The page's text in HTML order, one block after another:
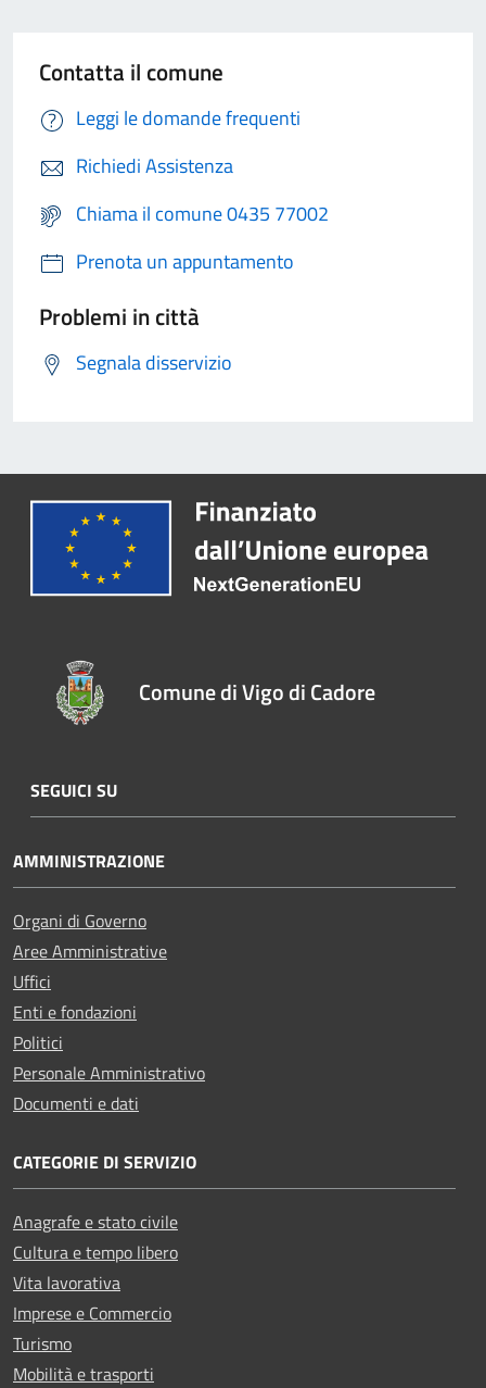
Contatta il comune
Leggi le domande frequenti
Richiedi Assistenza
Chiama il comune 0435 77002
Prenota un appuntamento
Problemi in città
Segnala disservizio
Comune di Vigo di Cadore
SEGUICI SU
AMMINISTRAZIONE
Organi di Governo
Aree Amministrative
Uffici
Enti e fondazioni
Politici
Personale Amministrativo
Documenti e dati
CATEGORIE DI SERVIZIO
Anagrafe e stato civile
Cultura e tempo libero
Vita lavorativa
Imprese e Commercio
Turismo
Mobilità e trasporti